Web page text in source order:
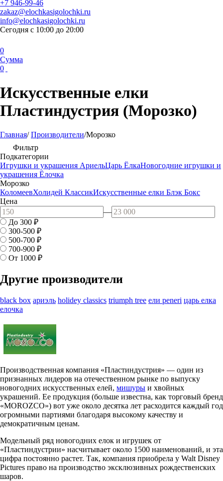
+7 946-99-46
zakaz@elochkasigolochki.ru
info@elochkasigolochki.ru
Сегодня с 10:00 до 20:00
0
Сумма
0
Искусственные елки
Пластиндустрия (Морозко)
Главная/ Производители/Морозко
Фильтр
Подкатегории
Игрушки и украшения АриельЦарь ЁлкаНовогодние игрушки и
украшения Ёлочка
Морозко
КоломеевХолидей КлассикИскусственные елки Блэк Бокс
Цена
—
До 300 ₽
300-500 ₽
500-700 ₽
700-900 ₽
От 1000 ₽
Другие производители
black box ариэль holidey classics triumph tree ели peneri царь елка
елочка
Производственная компания «Пластиндустрия» — один из
признанных лидеров на отечественном рынке по выпуску
новогодних искусственных елей, мишуры и хвойных
украшений. Ее продукция (больше известна, как торговый бренд
«MOROZCO») вот уже около десятка лет расходится каждый год
огромными партиями благодаря высокому качеству и
демократичным ценам.
Модельный ряд новогодних елок и игрушек от
«Пластиндустрии» насчитывает около 1500 наименований, и эта
цифра постоянно растет. Так, компания приобрела у Walt Disney
Pictures право на производство эксклюзивных рождественских
шаров.